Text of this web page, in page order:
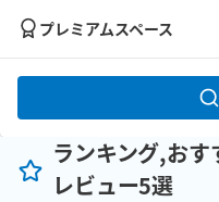
プレミアムスペース
ランキング,おす
レビュー5選